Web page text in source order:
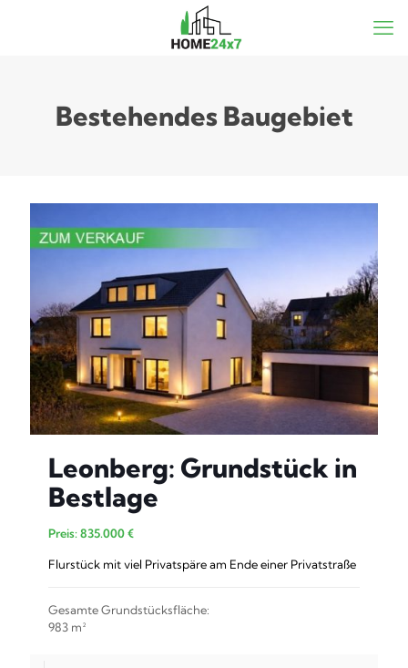
Bestehendes Baugebiet
Leonberg: Grundstück in
Bestlage
Preis: 835.000 €
Flurstück mit viel Privatspäre am Ende einer Privatstraße
Gesamte Grundstücksfläche:
983 m²